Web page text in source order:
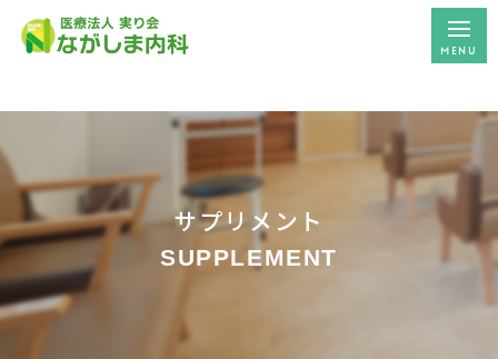
医師紹介
医院案内
サプリメント
SUPPLEMENT